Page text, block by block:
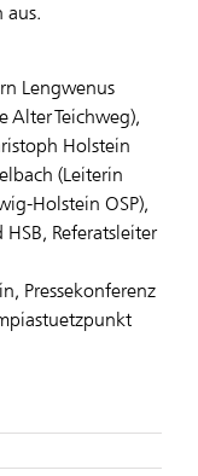
aus.
Lengwenus
Alter Teichweg),
Holstein
(Leiterin
Holstein OSP),
Referatsleiter
Pressekonferenz